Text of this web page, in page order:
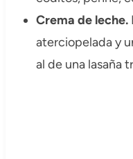
Crema de leche.
aterciopelada y
al de una lasaña